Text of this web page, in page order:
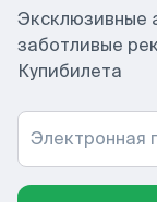
Эксклюзивные
заботливые
Купибилета
Электронная